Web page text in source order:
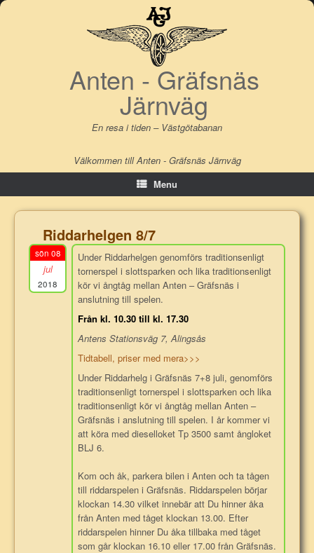
Skip
Anten - Gräfsnäs
Järnväg
En resa i tiden – Västgötabanan
Välkommen till Anten - Gräfsnäs Järnväg
Menu
Riddarhelgen 8/7
sön 08
jul
2018
Under Riddarhelgen genomförs traditionsenligt
tornerspel i slottsparken och lika traditionsenligt
kör vi ångtåg mellan Anten – Gräfsnäs i
anslutning till spelen.
Från kl. 10.30 till kl. 17.30
Antens Stationsväg 7, Alingsås
Tidtabell, priser med mera>>>
Under Riddarhelg i Gräfsnäs 7+8 juli, genomförs
traditionsenligt tornerspel i slottsparken och lika
traditionsenligt kör vi ångtåg mellan Anten –
Gräfsnäs i anslutning till spelen. I år kommer vi
att köra med dieselloket Tp 3500 samt ångloket
BLJ 6.
Kom och åk, parkera bilen i Anten och ta tågen
till riddarspelen i Gräfsnäs. Riddarspelen börjar
klockan 14.30 vilket innebär att Du hinner åka
från Anten med tåget klockan 13.00. Efter
riddarspelen hinner Du åka tillbaka med tåget
som går klockan 16.10 eller 17.00 från Gräfsnäs.